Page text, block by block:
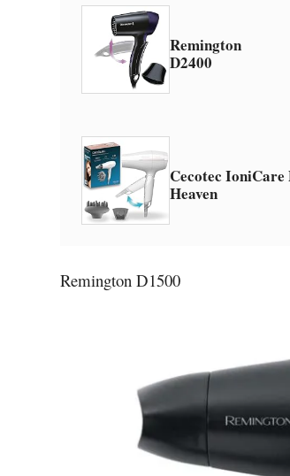
Remington
D2400
Cecotec IoniCare
Heaven
Remington D1500